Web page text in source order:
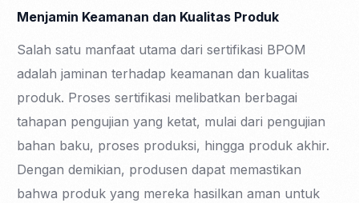
Menjamin Keamanan dan Kualitas Produk
Salah satu manfaat utama dari sertifikasi BPOM
adalah jaminan terhadap keamanan dan kualitas
produk. Proses sertifikasi melibatkan berbagai
tahapan pengujian yang ketat, mulai dari pengujian
bahan baku, proses produksi, hingga produk akhir.
Dengan demikian, produsen dapat memastikan
bahwa produk yang mereka hasilkan aman untuk